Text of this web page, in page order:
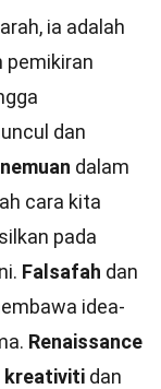
ia adalah
pemikiran
dan
dalam
cara kita
pada
Falsafah dan
idea-
Renaissance
kreativiti dan